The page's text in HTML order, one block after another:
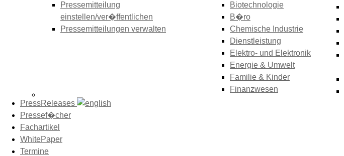
Pressemitteilung
einstellen/ver�ffentlichen
Pressemitteilungen verwalten
Biotechnologie
B�ro
Chemische Industrie
Dienstleistung
Elektro- und Elektronik
Energie & Umwelt
Familie & Kinder
Finanzwesen
PressReleases
Pressef�cher
Fachartikel
WhitePaper
Termine